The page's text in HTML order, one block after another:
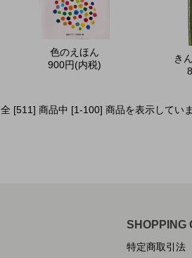
色のえほん
900円(内税)
き
全 [511] 商品中 [1-100] 商品を表示してい
SHOPPING
特定商取引法